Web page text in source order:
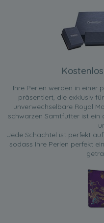
Ihre Perlen werden in einer
präsentiert, die exklusiv
unverwechselbare Royal
schwarzen Samtfutter ist ein
Jede Schachtel ist perfekt
sodass Ihre Perlen perfekt